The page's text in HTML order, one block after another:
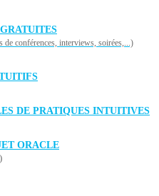
de conférences, interviews, soirées,...)
DE PRATIQUES INTUITIVES
ORACLE